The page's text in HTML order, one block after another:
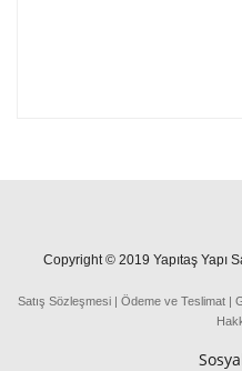
Copyright © 2019 Yapıtaş Yapı
Satış Sözleşmesi | Ödeme ve Teslimat |